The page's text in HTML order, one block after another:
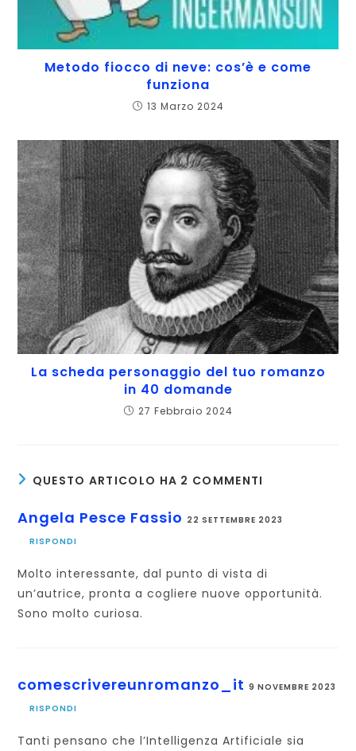
Metodo fiocco di neve: cos’è e come
funziona
13 Marzo 2024
La scheda personaggio del tuo romanzo
in 40 domande
27 Febbraio 2024
QUESTO ARTICOLO HA 2 COMMENTI
Angela Pesce Fassio 22 SETTEMBRE 2023
RISPONDI
Molto interessante, dal punto di vista di
un’autrice, pronta a cogliere nuove opportunità.
Sono molto curiosa.
comescrivereunromanzo_it 9 NOVEMBRE 2023
RISPONDI
Tanti pensano che l’Intelligenza Artificiale sia